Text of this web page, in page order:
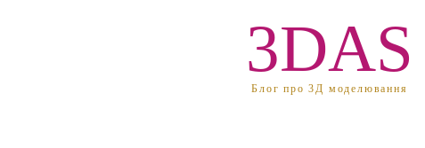
3DAS
Блог про 3Д моделювання